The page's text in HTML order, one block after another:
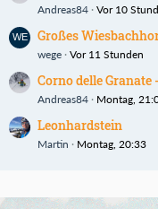
Andreas84 Vor 10
Großes
wege Vor 11 Stunden
Corno delle
Andreas84 Montag,
Leonhardstein
Martin Montag, 20:33